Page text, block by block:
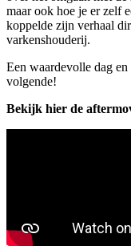
maar ook hoe je er zelf
koppelde zijn verhaal
varkenshouderij.
Een waardevolle dag en
volgende!
Bekijk hier de